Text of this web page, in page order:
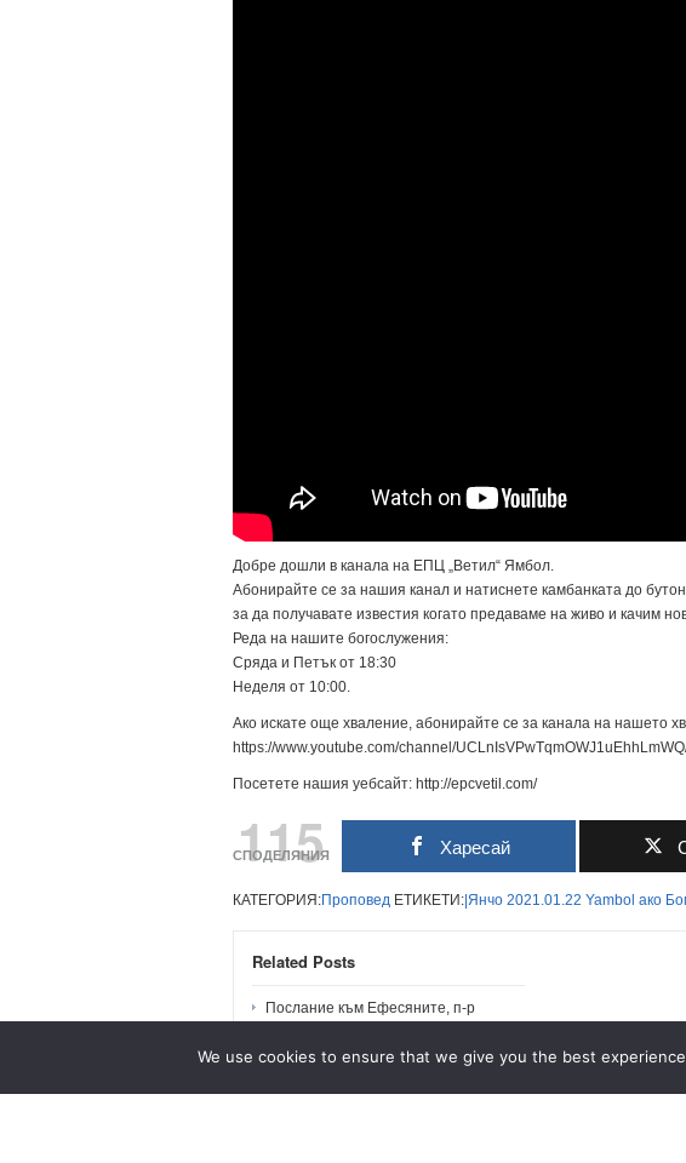
Добре дошли в канала на ЕПЦ „Ветил“ Ямбол.
Абонирайте се за нашия канал и натиснете камбанката до
за да получавате известия когато предаваме на живо и качим
Реда на нашите богослyжения:
Сряда и Петък от 18:30
Неделя от 10:00.
Ако искате още хваление, абонирайте се за канала на нашето
https://www.youtube.com/channel/
Посетете нашия уебсайт: http://epcvetil.com/
115
СПОДЕЛЯНИЯ Харесай
КАТЕГОРИЯ:Проповед ЕТИКЕТИ: |Янчо 2021.01.22 Yambol ако
Related Posts
Послание към Ефесяните, п-р
We use cookies to ensure that we give you the best